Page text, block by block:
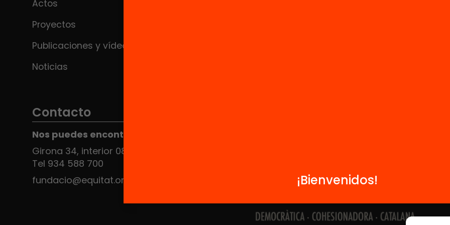
Actos
Proyectos
Publicaciones y vídeos
Noticias
Contacto
Nos puedes encontrar en el HUB Social
Girona 34, interior 08010 Barcelona
Tel 934 588 700
fundacio@equitat.org
¡Bienvenidos!